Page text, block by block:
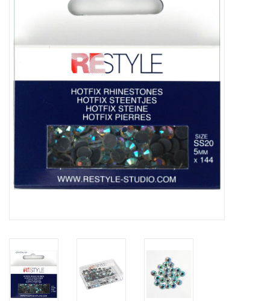
Beloningen